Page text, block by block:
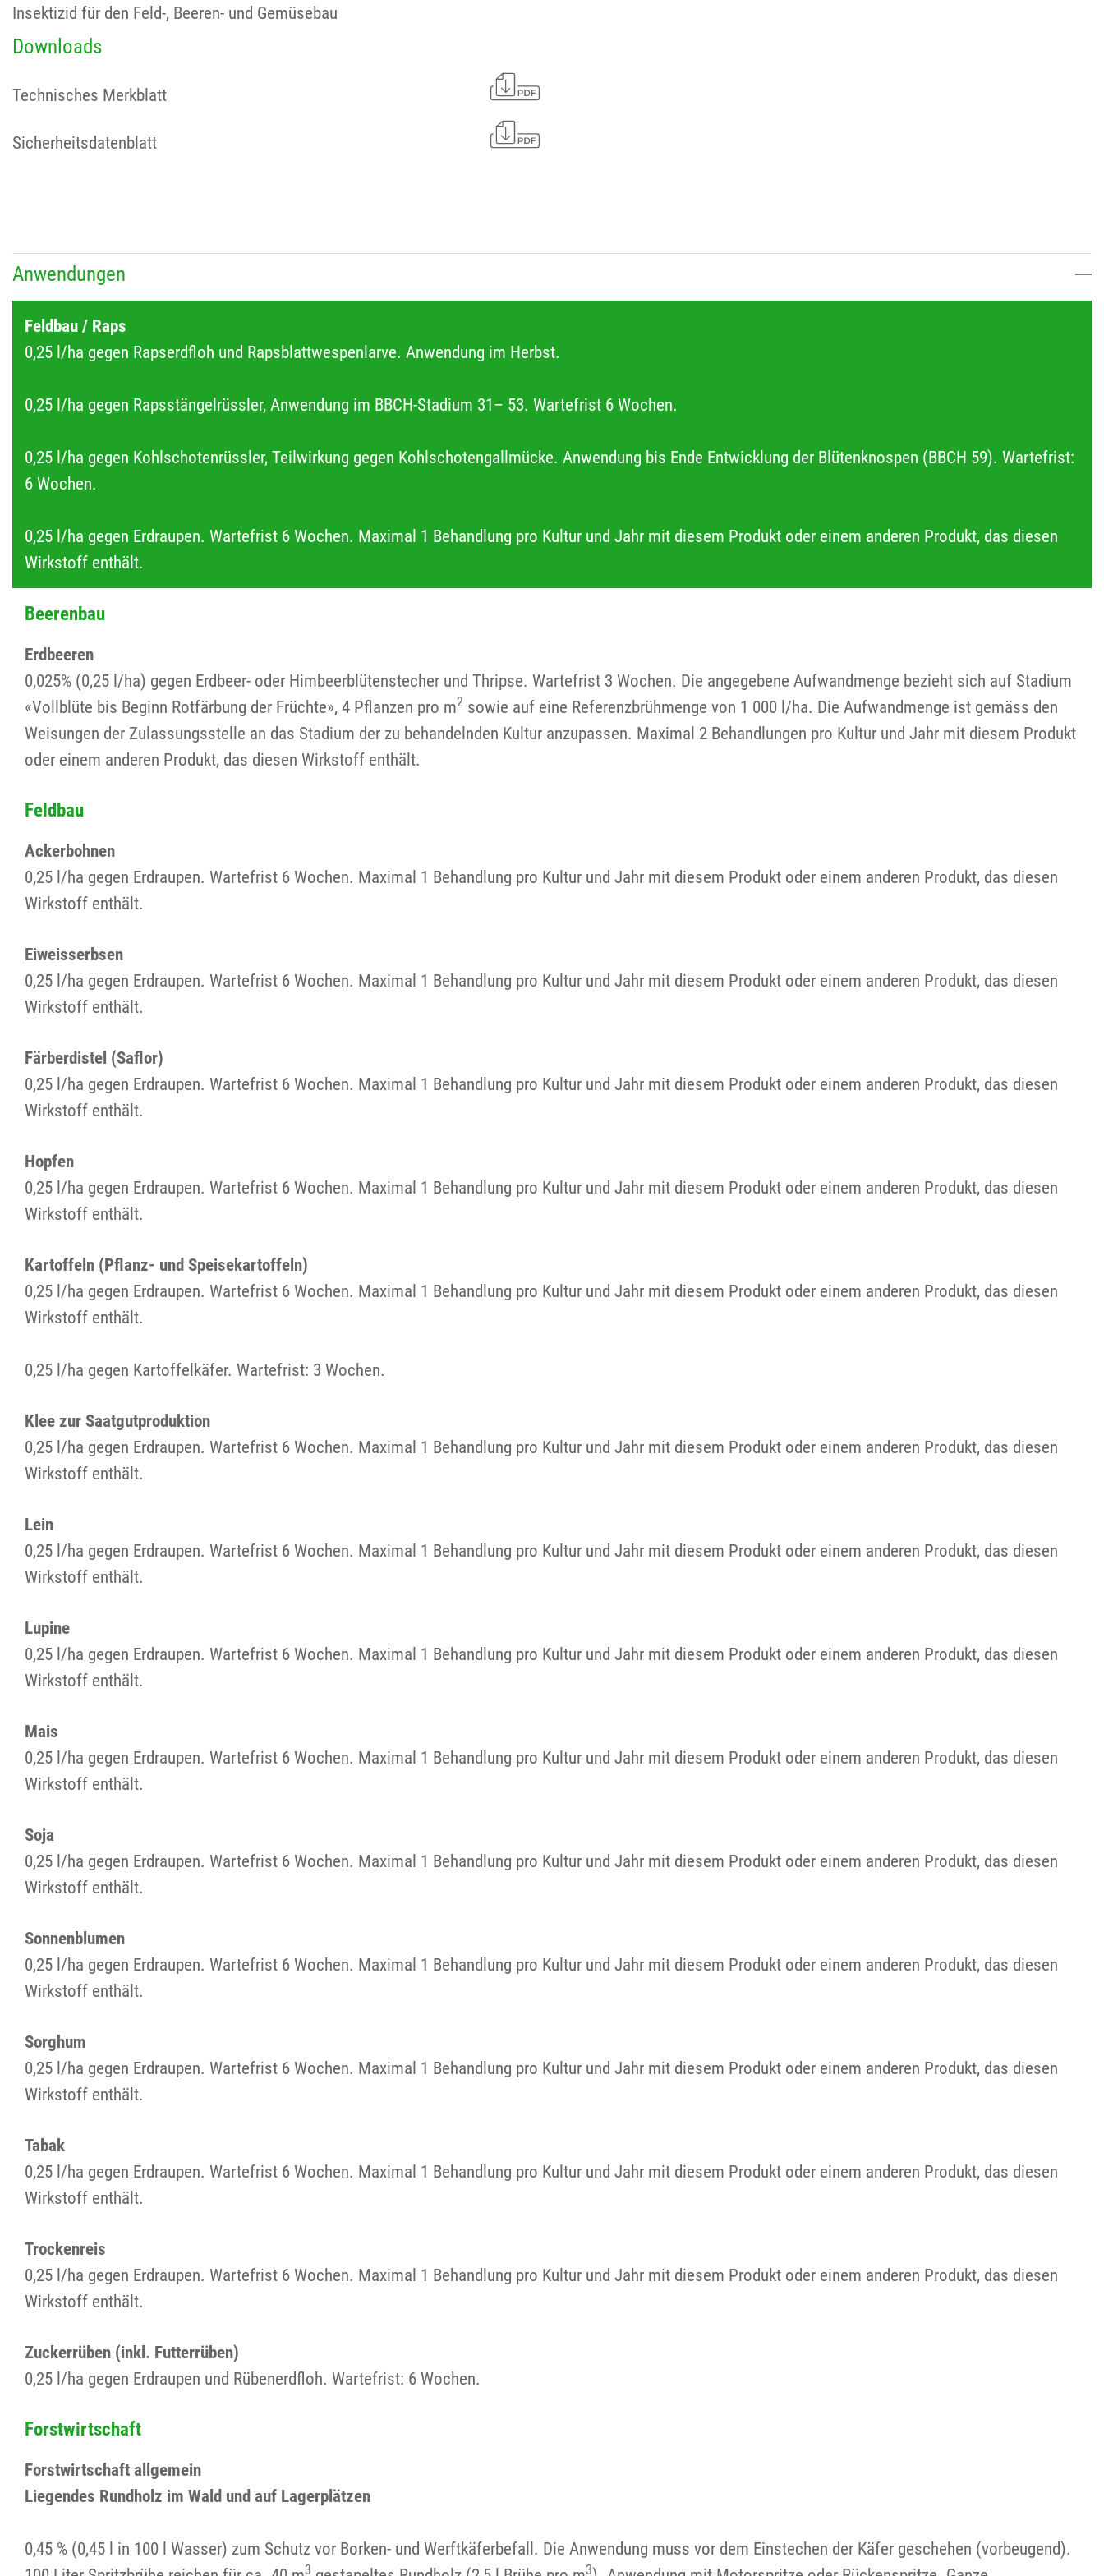
Insektizid für den Feld-, Beeren- und Gemüsebau
Downloads
Technisches Merkblatt
Sicherheitsdatenblatt
Anwendungen
Feldbau / Raps
0,25 l/ha gegen Rapserdfloh und Rapsblattwespenlarve. Anwendung im Herbst.
0,25 l/ha gegen Rapsstängelrüssler, Anwendung im BBCH-Stadium 31– 53. Wartefrist 6 Wochen.
0,25 l/ha gegen Kohlschotenrüssler, Teilwirkung gegen Kohlschotengallmücke. Anwendung bis Ende Entwicklung der Blütenknospen (BBCH 59). Wartefrist:
6 Wochen.
0,25 l/ha gegen Erdraupen. Wartefrist 6 Wochen. Maximal 1 Behandlung pro Kultur und Jahr mit diesem Produkt oder einem anderen Produkt, das diesen
Wirkstoff enthält.
Beerenbau
Erdbeeren
0,025% (0,25 l/ha) gegen Erdbeer- oder Himbeerblütenstecher und Thripse. Wartefrist 3 Wochen. Die angegebene Aufwandmenge bezieht sich auf Stadium
«Vollblüte bis Beginn Rotfärbung der Früchte», 4 Pflanzen pro m2 sowie auf eine Referenzbrühmenge von 1 000 l/ha. Die Aufwandmenge ist gemäss den
Weisungen der Zulassungsstelle an das Stadium der zu behandelnden Kultur anzupassen. Maximal 2 Behandlungen pro Kultur und Jahr mit diesem Produkt
oder einem anderen Produkt, das diesen Wirkstoff enthält.
Feldbau
Ackerbohnen
0,25 l/ha gegen Erdraupen. Wartefrist 6 Wochen. Maximal 1 Behandlung pro Kultur und Jahr mit diesem Produkt oder einem anderen Produkt, das diesen
Wirkstoff enthält.
Eiweisserbsen
0,25 l/ha gegen Erdraupen. Wartefrist 6 Wochen. Maximal 1 Behandlung pro Kultur und Jahr mit diesem Produkt oder einem anderen Produkt, das diesen
Wirkstoff enthält.
Färberdistel (Saflor)
0,25 l/ha gegen Erdraupen. Wartefrist 6 Wochen. Maximal 1 Behandlung pro Kultur und Jahr mit diesem Produkt oder einem anderen Produkt, das diesen
Wirkstoff enthält.
Hopfen
0,25 l/ha gegen Erdraupen. Wartefrist 6 Wochen. Maximal 1 Behandlung pro Kultur und Jahr mit diesem Produkt oder einem anderen Produkt, das diesen
Wirkstoff enthält.
Kartoffeln (Pflanz- und Speisekartoffeln)
0,25 l/ha gegen Erdraupen. Wartefrist 6 Wochen. Maximal 1 Behandlung pro Kultur und Jahr mit diesem Produkt oder einem anderen Produkt, das diesen
Wirkstoff enthält.
0,25 l/ha gegen Kartoffelkäfer. Wartefrist: 3 Wochen.
Klee zur Saatgutproduktion
0,25 l/ha gegen Erdraupen. Wartefrist 6 Wochen. Maximal 1 Behandlung pro Kultur und Jahr mit diesem Produkt oder einem anderen Produkt, das diesen
Wirkstoff enthält.
Lein
0,25 l/ha gegen Erdraupen. Wartefrist 6 Wochen. Maximal 1 Behandlung pro Kultur und Jahr mit diesem Produkt oder einem anderen Produkt, das diesen
Wirkstoff enthält.
Lupine
0,25 l/ha gegen Erdraupen. Wartefrist 6 Wochen. Maximal 1 Behandlung pro Kultur und Jahr mit diesem Produkt oder einem anderen Produkt, das diesen
Wirkstoff enthält.
Mais
0,25 l/ha gegen Erdraupen. Wartefrist 6 Wochen. Maximal 1 Behandlung pro Kultur und Jahr mit diesem Produkt oder einem anderen Produkt, das diesen
Wirkstoff enthält.
Soja
0,25 l/ha gegen Erdraupen. Wartefrist 6 Wochen. Maximal 1 Behandlung pro Kultur und Jahr mit diesem Produkt oder einem anderen Produkt, das diesen
Wirkstoff enthält.
Sonnenblumen
0,25 l/ha gegen Erdraupen. Wartefrist 6 Wochen. Maximal 1 Behandlung pro Kultur und Jahr mit diesem Produkt oder einem anderen Produkt, das diesen
Wirkstoff enthält.
Sorghum
0,25 l/ha gegen Erdraupen. Wartefrist 6 Wochen. Maximal 1 Behandlung pro Kultur und Jahr mit diesem Produkt oder einem anderen Produkt, das diesen
Wirkstoff enthält.
Tabak
0,25 l/ha gegen Erdraupen. Wartefrist 6 Wochen. Maximal 1 Behandlung pro Kultur und Jahr mit diesem Produkt oder einem anderen Produkt, das diesen
Wirkstoff enthält.
Trockenreis
0,25 l/ha gegen Erdraupen. Wartefrist 6 Wochen. Maximal 1 Behandlung pro Kultur und Jahr mit diesem Produkt oder einem anderen Produkt, das diesen
Wirkstoff enthält.
Zuckerrüben (inkl. Futterrüben)
0,25 l/ha gegen Erdraupen und Rübenerdfloh. Wartefrist: 6 Wochen.
Forstwirtschaft
Forstwirtschaft allgemein
Liegendes Rundholz im Wald und auf Lagerplätzen
0,45 % (0,45 l in 100 l Wasser) zum Schutz vor Borken- und Werftkäferbefall. Die Anwendung muss vor dem Einstechen der Käfer geschehen (vorbeugend).
3 3